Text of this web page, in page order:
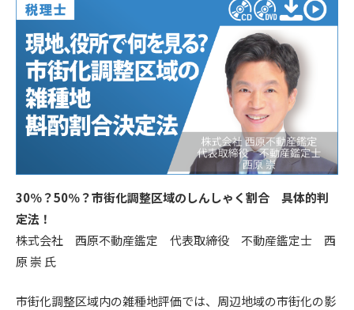
30％？50％？市街化調整区域のしんしゃく割合 具体的判
定法！
株式会社 西原不動産鑑定 代表取締役 不動産鑑定士 西
原 崇 氏
市街化調整区域内の雑種地評価では、周辺地域の市街化の影